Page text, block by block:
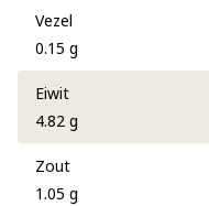
Vezel
0.15 g
Eiwit
4.82 g
Zout
1.05 g